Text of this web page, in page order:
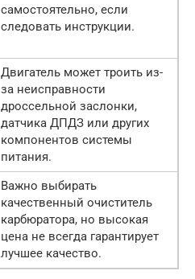
самостоятельно, если
следовать инструкции.
Двигатель может троить из-
за неисправности
дроссельной заслонки,
датчика ДПДЗ или других
компонентов системы
питания.
Важно выбирать
качественный очиститель
карбюратора, но высокая
цена не всегда гарантирует
лучшее качество.